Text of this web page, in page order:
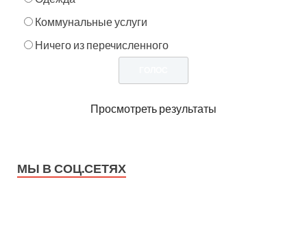
Коммунальные услуги
Ничего из перечисленного
Просмотреть результаты
МЫ В СОЦ.СЕТЯХ